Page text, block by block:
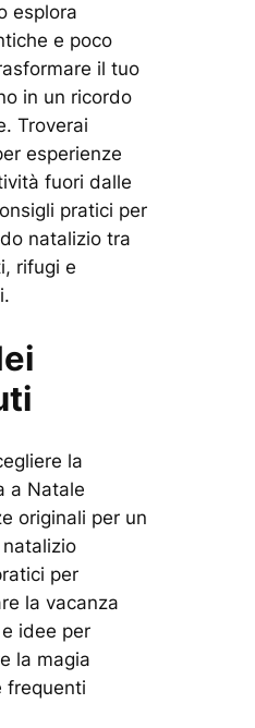
esplora
e poco
il tuo
in un ricordo
Troverai
esperienze
fuori dalle
pratici per
natalizio tra
rifugi e
la
a Natale
originali per un
per
la vacanza
idee per
la magia
frequenti